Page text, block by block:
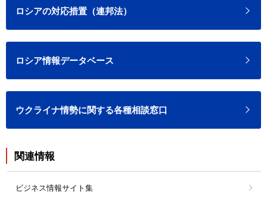
ロシアの対応措置（連邦法）
ロシア情報データベース
ウクライナ情勢に関する各種相談窓口
関連情報
ビジネス情報サイト集